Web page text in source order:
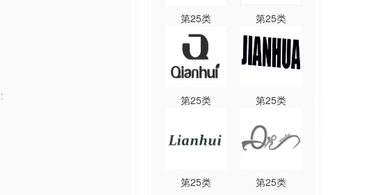
第25类 第25类
第25类 第25类
第25类 第25类